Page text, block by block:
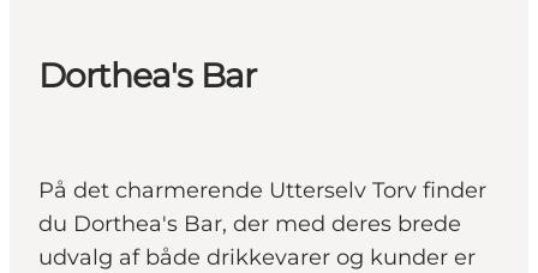
Dorthea's Bar
På det charmerende Utterselv Torv finder
du Dorthea's Bar, der med deres brede
udvalg af både drikkevarer og kunder er